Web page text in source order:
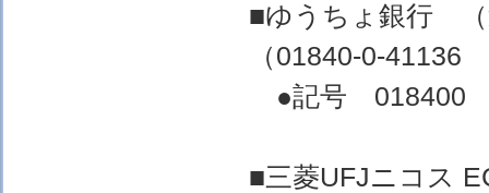
■ゆうちょ銀行 （
（01840-0-
●記号 018400
■三菱UFJニコス